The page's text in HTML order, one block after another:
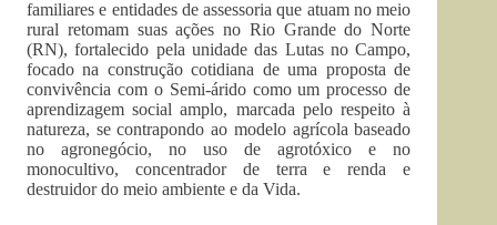
familiares e entidades de assessoria que atuam no meio
rural retomam suas ações no Rio Grande do Norte
(RN), fortalecido pela unidade das Lutas no Campo,
focado na construção cotidiana de uma proposta de
convivência com o Semi-árido como um processo de
aprendizagem social amplo, marcada pelo respeito à
natureza, se contrapondo ao modelo agrícola baseado
no agronegócio, no uso de agrotóxico e no
monocultivo, concentrador de terra e renda e
destruidor do meio ambiente e da Vida.